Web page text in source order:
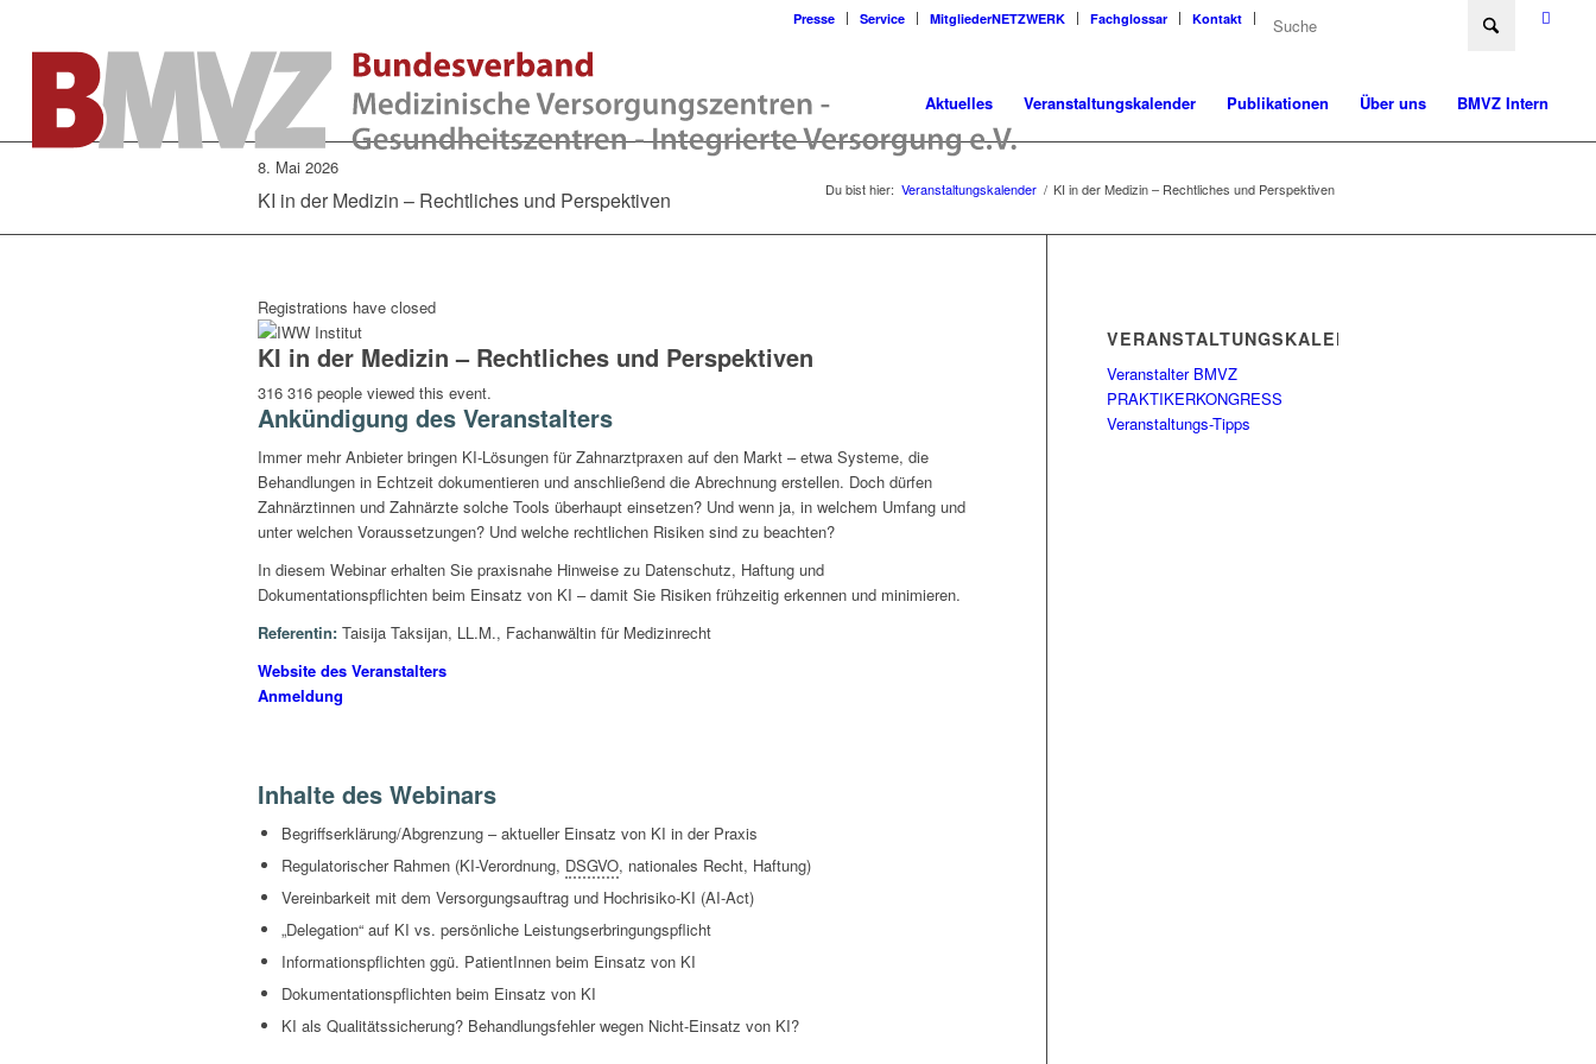
Presse Service MitgliederNETZWERK Fachglossar Kontakt
Aktuelles Veranstaltungskalender Publikationen Über uns BMVZ Intern
8. Mai 2026
KI in der Medizin – Rechtliches und Perspektiven Du bist hier: Veranstaltungskalender / KI in der Medizin – Rechtliches und Perspektiven
Registrations have closed
KI in der Medizin – Rechtliches und Perspektiven
316 316 people viewed this event.
Ankündigung des Veranstalters
Immer mehr Anbieter bringen KI-Lösungen für Zahnarztpraxen auf den Markt – etwa Systeme, die
Behandlungen in Echtzeit dokumentieren und anschließend die Abrechnung erstellen. Doch dürfen
Zahnärztinnen und Zahnärzte solche Tools überhaupt einsetzen? Und wenn ja, in welchem Umfang und
unter welchen Voraussetzungen? Und welche rechtlichen Risiken sind zu beachten?
In diesem Webinar erhalten Sie praxisnahe Hinweise zu Datenschutz, Haftung und
Dokumentationspflichten beim Einsatz von KI – damit Sie Risiken frühzeitig erkennen und minimieren.
Referentin: Taisija Taksijan, LL.M., Fachanwältin für Medizinrecht
Website des Veranstalters
Anmeldung
Inhalte des Webinars
Begriffserklärung/Abgrenzung – aktueller Einsatz von KI in der Praxis
Regulatorischer Rahmen (KI-Verordnung, DSGVO, nationales Recht, Haftung)
Vereinbarkeit mit dem Versorgungsauftrag und Hochrisiko-KI (AI-Act)
„Delegation“ auf KI vs. persönliche Leistungserbringungspflicht
Informationspflichten ggü. PatientInnen beim Einsatz von KI
Dokumentationspflichten beim Einsatz von KI
KI als Qualitätssicherung? Behandlungsfehler wegen Nicht-Einsatz von KI?
VERANSTALTUNGSKALENDER
Veranstalter BMVZ
PRAKTIKERKONGRESS
Veranstaltungs-Tipps